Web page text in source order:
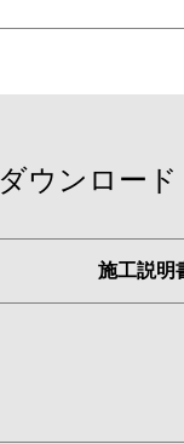
ダウンロード
施工説明